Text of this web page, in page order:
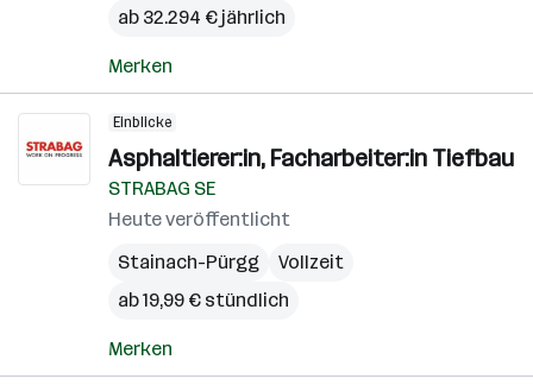
ab 32.294 € jährlich
Merken
Einblicke
Asphaltierer:in, Facharbeiter:in Tiefbau
STRABAG SE
Heute veröffentlicht
Stainach-Pürgg
Vollzeit
ab 19,99 € stündlich
Merken